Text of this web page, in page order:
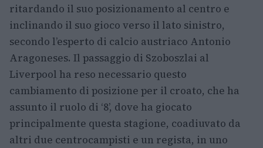
ritardando il suo posizionamento al centro e
inclinando il suo gioco verso il lato sinistro,
secondo l’esperto di calcio austriaco Antonio
Aragoneses. Il passaggio di Szoboszlai al
Liverpool ha reso necessario questo
cambiamento di posizione per il croato, che ha
assunto il ruolo di ‘8’, dove ha giocato
principalmente questa stagione, coadiuvato da
altri due centrocampisti e un regista, in uno